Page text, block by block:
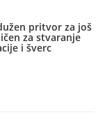
pritvor za još
za stvaranje
i šverc